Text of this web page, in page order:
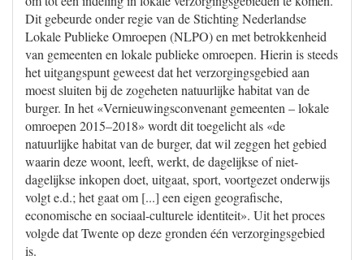
Dit gebeurde onder regie van de Stichting Nederlandse
Lokale Publieke Omroepen (NLPO) en met betrokkenheid
van gemeenten en lokale publieke omroepen. Hierin is steeds
het uitgangspunt geweest dat het verzorgingsgebied aan
moest sluiten bij de zogeheten natuurlijke habitat van de
burger. In het «Vernieuwingsconvenant gemeenten – lokale
omroepen 2015–2018» wordt dit toegelicht als «de
natuurlijke habitat van de burger, dat wil zeggen het gebied
waarin deze woont, leeft, werkt, de dagelijkse of niet-
dagelijkse inkopen doet, uitgaat, sport, voortgezet onderwijs
volgt e.d.; het gaat om [...] een eigen geografische,
economische en sociaal-culturele identiteit». Uit het proces
volgde dat Twente op deze gronden één verzorgingsgebied
is.